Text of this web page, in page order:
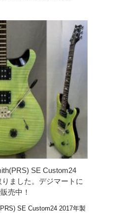
SE Custom24
りました。デジマートに
売中！
SE Custom24 2017年製